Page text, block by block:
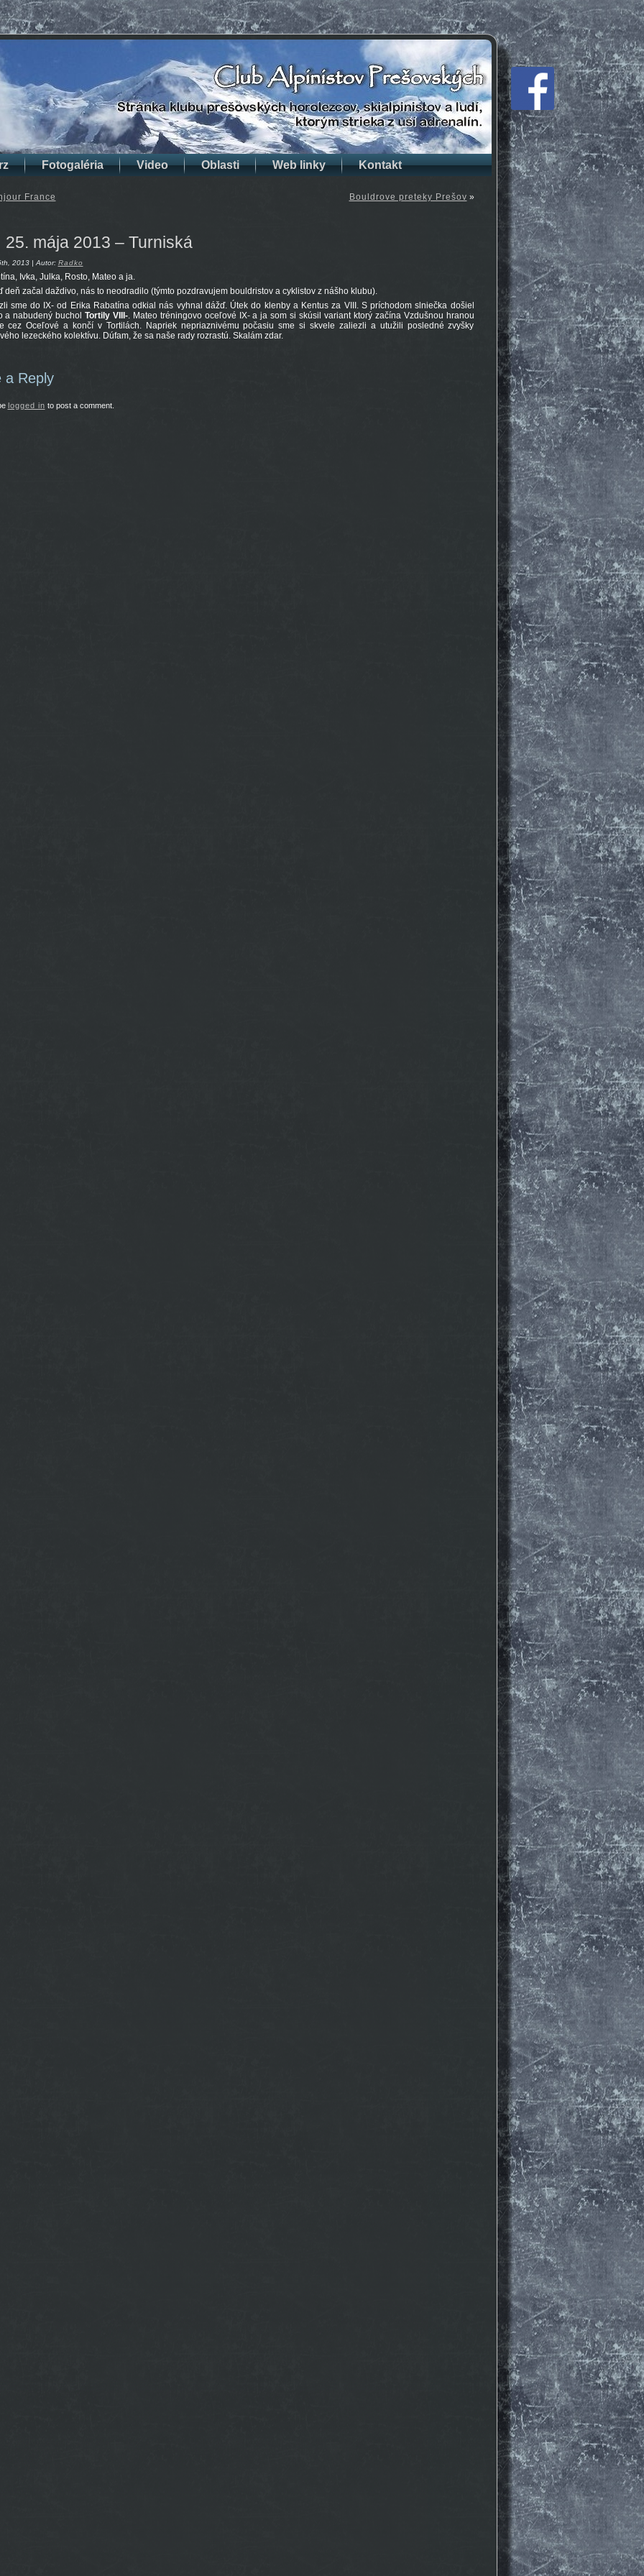
Fotogaléria Video Oblasti Web linky Kontakt
France Bouldrove preteky Prešov »
25. mája 2013 – Turniská
2013 | Autor: Radko
Ivka, Julka, Rosto, Mateo a ja.
deň začal daždivo, nás to neodradilo (týmto pozdravujem bouldristov a cyklistov z nášho klubu).
sme do IX- od Erika Rabatína odkial nás vyhnal dážď. Útek do klenby a Kentus za VIII. S príchodom slniečka došiel
a nabudený buchol Tortily VIII-. Mateo tréningovo oceľové IX- a ja som si skúsil variant ktorý začína Vzdušnou hranou
cez Oceľové a končí v Tortilách. Napriek nepriaznivému počasiu sme si skvele zaliezli a utužili posledné zvyšky
lezeckého kolektívu. Dúfam, že sa naše rady rozrastú. Skalám zdar.
a Reply
logged in to post a comment.